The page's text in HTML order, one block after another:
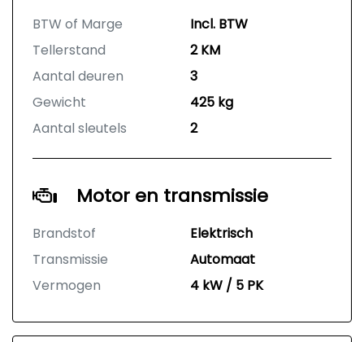
BTW of Marge
Incl. BTW
Tellerstand
2 KM
Aantal deuren
3
Gewicht
425 kg
Aantal sleutels
2
Motor en transmissie
Brandstof
Elektrisch
Transmissie
Automaat
Vermogen
4 kW / 5 PK